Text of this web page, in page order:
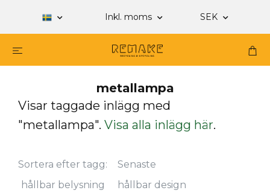
Inkl. moms SEK
metallampa
Visar taggade inlägg med
"metallampa". Visa alla inlägg här.
Sortera efter tagg:
Senaste
hållbar belysning
hållbar design